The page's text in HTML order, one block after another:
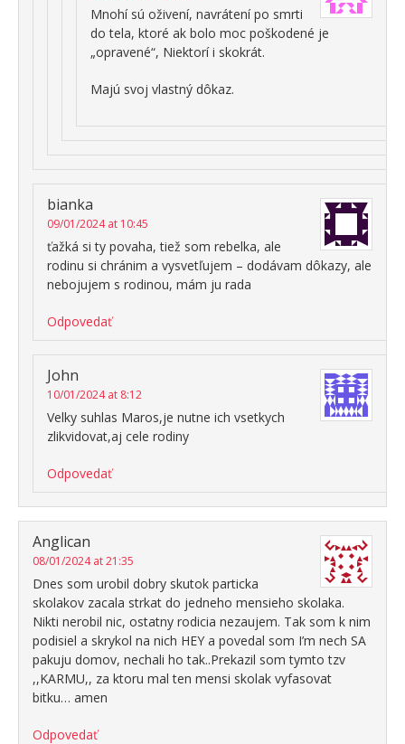
Mnohí sú oživení, navrátení po smrti
do tela, ktoré ak bolo moc poškodené je
„opravené“, Niektorí i skokrát.
Majú svoj vlastný dôkaz.
bianka
09/01/2024 at 10:45
ťažká si ty povaha, tiež som rebelka, ale
rodinu si chránim a vysvetľujem – dodávam dôkazy, ale
nebojujem s rodinou, mám ju rada
Odpovedať
John
10/01/2024 at 8:12
Velky suhlas Maros,je nutne ich vsetkych
zlikvidovat,aj cele rodiny
Odpovedať
Anglican
08/01/2024 at 21:35
Dnes som urobil dobry skutok particka
skolakov zacala strkat do jedneho mensieho skolaka.
Nikti nerobil nic, ostatny rodicia nezaujem. Tak som k nim
podisiel a skrykol na nich HEY a povedal som I’m nech SA
pakuju domov, nechali ho tak..Prekazil som tymto tzv
,,KARMU,, za ktoru mal ten mensi skolak vyfasovat
bitku… amen
Odpovedať